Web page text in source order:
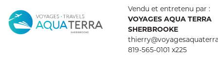
Vendu et entretenu par :
VOYAGES AQUA TERRA
SHERBROOKE
819-565-0101 x225